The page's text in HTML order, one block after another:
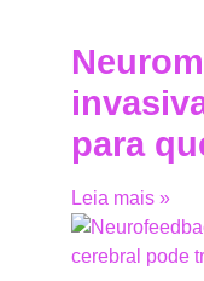
para
Leia mais »